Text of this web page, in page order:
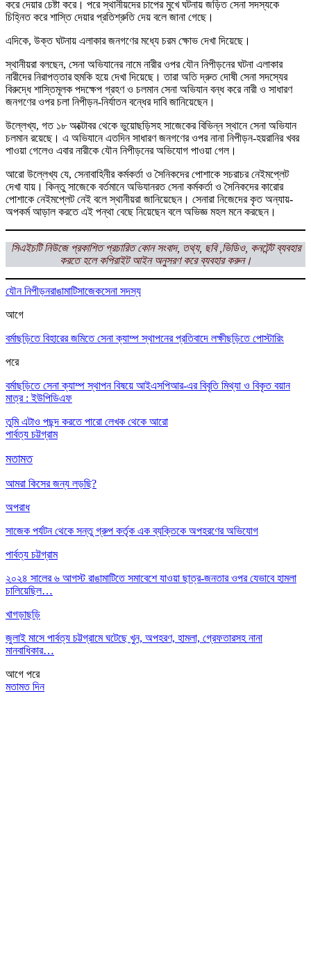
করে দেয়ার চেষ্টা করে। পরে স্থানীয়দের চাপের মুখে ঘটনায় জড়িত সেনা সদস্যকে
চিহ্নিত করে শাস্তি দেয়ার প্রতিশ্রুতি দেয় বলে জানা গেছে।
এদিকে, উক্ত ঘটনায় এলাকার জনগণের মধ্যে চরম ক্ষোভ দেখা দিয়েছে।
স্থানীয়রা বলছেন, সেনা অভিযানের নামে নারীর ওপর যৌন নিপীড়নের ঘটনা এলাকার
নারীদের নিরাপত্তার হুমকি হয়ে দেখা দিয়েছে। তারা অতি দ্রুত দোষী সেনা সদস্যের
বিরুদ্ধে শাস্তিমূলক পদক্ষেপ গ্রহণ ও চলমান সেনা অভিযান বন্ধ করে নারী ও সাধারণ
জনগণের ওপর চলা নিপীড়ন-নির্যাতন বন্ধের দাবি জানিয়েছেন।
উল্লেখ্য, গত ১৮ অক্টোবর থেকে ভুয়োছড়িসহ সাজেকের বিভিন্ন স্থানে সেনা অভিযান
চলমান রয়েছে। এ অভিযানে এতদিন সাধারণ জনগণের ওপর নানা নিপীড়ন-হয়রানির খবর
পাওয়া গেলেও এবার নারীকে যৌন নিপীড়নের অভিযোগ পাওয়া গেল।
আরো উল্লেখ্য যে, সেনাবাহিনীর কর্মকর্তা ও সৈনিকদের পোশাকে সচরাচর নেইমপ্লেট
দেখা যায়। কিন্তু সাজেকে বর্তমানে অভিযানরত সেনা কর্মকর্তা ও সৈনিকদের কারোর
পোশাকে নেইমপ্লেট নেই বলে স্থানীয়রা জানিয়েছেন। সেনারা নিজেদের কৃত অন্যায়-
অপকর্ম আড়াল করতে এই পন্থা বেছে নিয়েছেন বলে অভিজ্ঞ মহল মনে করছেন।
সিএইচটি নিউজে প্রকাশিত প্রচারিত কোন সংবাদ, তথ্য, ছবি ,ভিডিও, কনটেন্ট ব্যবহার
করতে হলে কপিরাইট আইন অনুসরণ করে ব্যবহার করুন।
যৌন নিপীড়নরাঙামাটিসাজেকসেনা সদস্য
আগে
বর্মাছড়িতে বিহারের জমিতে সেনা ক্যাম্প স্থাপনের প্রতিবাদে লক্ষীছড়িতে পোস্টারিং
পরে
বর্মাছড়িতে সেনা ক্যাম্প স্থাপন বিষয়ে আইএসপিআর-এর বিবৃতি মিথ্যা ও বিকৃত বয়ান
মাত্র : ইউপিডিএফ
তুমি এটাও পছন্দ করতে পারো লেখক থেকে আরো
পার্বত্য চট্টগ্রাম
মতামত
আমরা কিসের জন্য লড়ছি?
অপরাধ
সাজেক পর্যটন থেকে সন্তু গ্রুপ কর্তৃক এক ব্যক্তিকে অপহরণের অভিযোগ
পার্বত্য চট্টগ্রাম
২০২৪ সালের ৬ আগস্ট রাঙামাটিতে সমাবেশে যাওয়া ছাত্র-জনতার ওপর যেভাবে হামলা
চালিয়েছিল…
খাগড়াছড়ি
জুলাই মাসে পার্বত্য চট্টগ্রামে ঘটেছে খুন, অপহরণ, হামলা, গ্রেফতারসহ নানা
মানবাধিকার…
আগে পরে
মতামত দিন